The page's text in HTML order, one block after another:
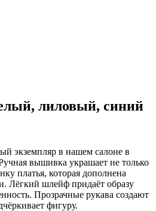
лиловый, синий
экземпляр в нашем салоне в
вышивка украшает не только
платья, которая дополнена
Лёгкий шлейф придаёт образу
Прозрачные рукава создают
фигуру.